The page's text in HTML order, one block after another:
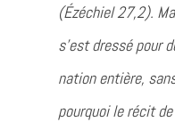
(Ézéchiel 27,2).
s’est dressé pour
nation entière,
pourquoi le récit